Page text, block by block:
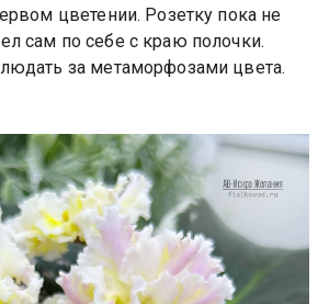
цветении. Розетку пока не
сам по себе с краю полочки.
за метаморфозами цвета.